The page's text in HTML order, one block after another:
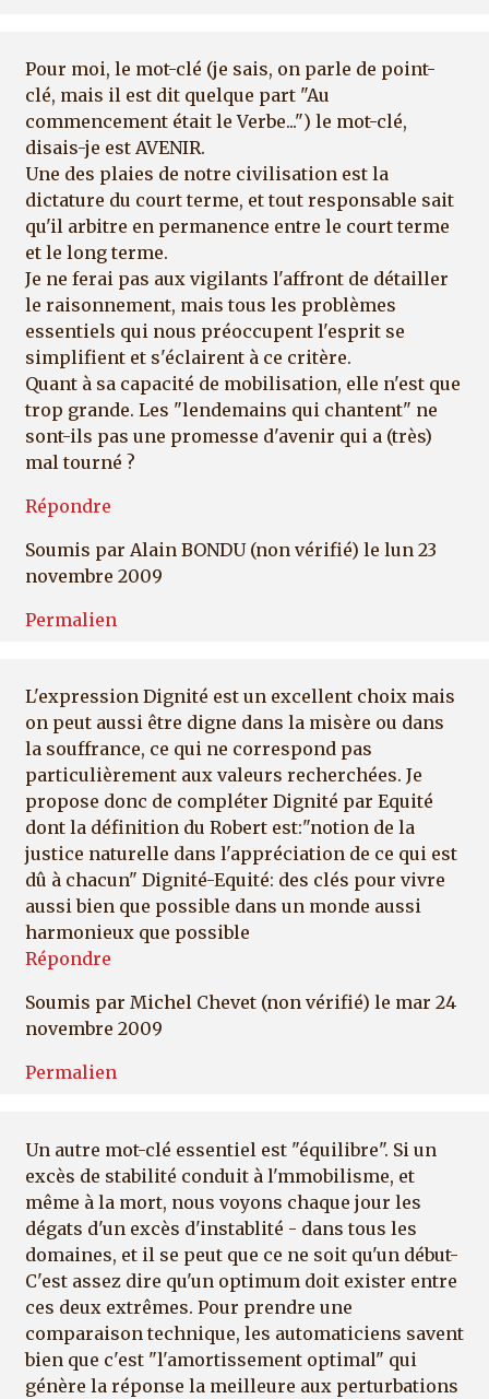
Pour moi, le mot-clé (je sais, on parle de point-
clé, mais il est dit quelque part "Au
commencement était le Verbe...") le mot-clé,
disais-je est AVENIR.
Une des plaies de notre civilisation est la
dictature du court terme, et tout responsable sait
qu'il arbitre en permanence entre le court terme
et le long terme.
Je ne ferai pas aux vigilants l'affront de détailler
le raisonnement, mais tous les problèmes
essentiels qui nous préoccupent l'esprit se
simplifient et s'éclairent à ce critère.
Quant à sa capacité de mobilisation, elle n'est que
trop grande. Les "lendemains qui chantent" ne
sont-ils pas une promesse d'avenir qui a (très)
mal tourné ?
Répondre
Soumis par Alain BONDU (non vérifié) le lun 23
novembre 2009
Permalien
L'expression Dignité est un excellent choix mais
on peut aussi être digne dans la misère ou dans
la souffrance, ce qui ne correspond pas
particulièrement aux valeurs recherchées. Je
propose donc de compléter Dignité par Equité
dont la définition du Robert est:"notion de la
justice naturelle dans l'appréciation de ce qui est
dû à chacun" Dignité-Equité: des clés pour vivre
aussi bien que possible dans un monde aussi
harmonieux que possible
Répondre
Soumis par Michel Chevet (non vérifié) le mar 24
novembre 2009
Permalien
Un autre mot-clé essentiel est "équilibre". Si un
excès de stabilité conduit à l'mmobilisme, et
même à la mort, nous voyons chaque jour les
dégats d'un excès d'instablité - dans tous les
domaines, et il se peut que ce ne soit qu'un début-
C'est assez dire qu'un optimum doit exister entre
ces deux extrêmes. Pour prendre une
comparaison technique, les automaticiens savent
bien que c'est "l'amortissement optimal" qui
génère la réponse la meilleure aux perturbations